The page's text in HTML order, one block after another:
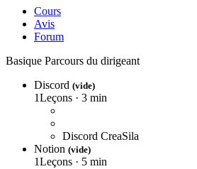
Cours
Avis
Forum
Basique Parcours du dirigeant
Discord (vide)
1Leçons · 3 min
Discord CreaSila
Notion (vide)
1Leçons · 5 min